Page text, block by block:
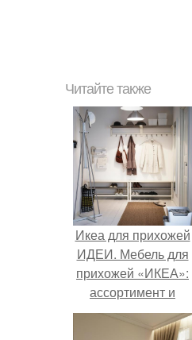
Читайте также
Икеа для прихожей
ИДЕИ. Мебель для
прихожей «ИКЕА»:
ассортимент и
функциональные
особенности